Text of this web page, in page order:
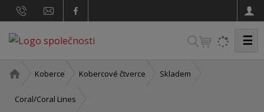
V
☰
o
Koberce Kobercové čtverce Skladem
Coral/Coral Lines